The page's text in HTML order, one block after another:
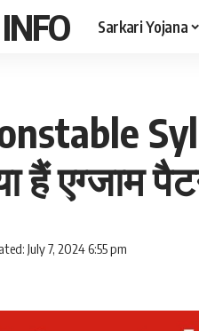
Sarkari Yojana
हैं एग्जाम
July 7, 2024 6:55 pm